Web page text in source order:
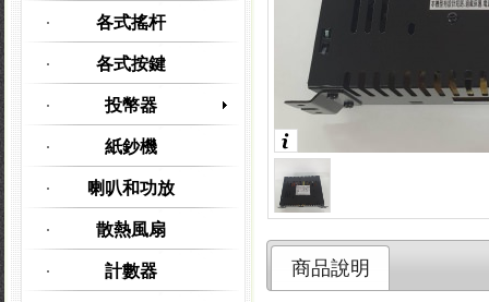
各式搖杆
各式按鍵
投幣器
紙鈔機
喇叭和功放
散熱風扇
計數器 商品說明